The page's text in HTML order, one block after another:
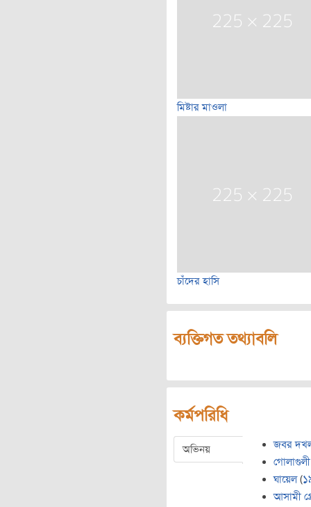
মিষ্টার মাওলা
চাঁদের হাসি
ব্যক্তিগত তথ্যাবলি
কর্মপরিধি
অভিনয়
জবর
গোলাগুলী
ঘায়েল(
আসামী